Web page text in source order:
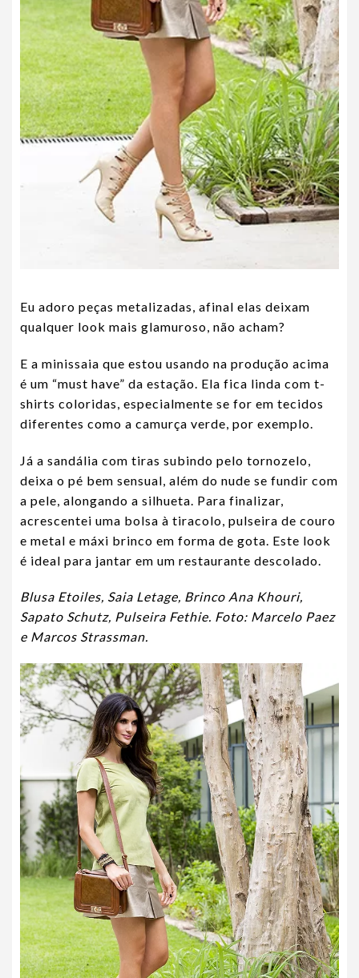
Eu adoro peças metalizadas, afinal elas deixam
qualquer look mais glamuroso, não acham?
E a minissaia que estou usando na produção acima
é um “must have” da estação. Ela fica linda com t-
shirts coloridas, especialmente se for em tecidos
diferentes como a camurça verde, por exemplo.
Já a sandália com tiras subindo pelo tornozelo,
deixa o pé bem sensual, além do nude se fundir com
a pele, alongando a silhueta. Para finalizar,
acrescentei uma bolsa à tiracolo, pulseira de couro
e metal e máxi brinco em forma de gota. Este look
é ideal para jantar em um restaurante descolado.
Blusa Etoiles, Saia Letage, Brinco Ana Khouri,
Sapato Schutz, Pulseira Fethie. Foto: Marcelo Paez
e Marcos Strassman.